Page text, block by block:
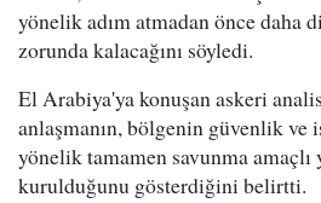
yönelik adım atmadan önce daha
zorunda kalacağını söyledi.
El Arabiya'ya konuşan askeri
anlaşmanın, bölgenin güvenlik ve
yönelik tamamen savunma
kurulduğunu gösterdiğini belirtti.